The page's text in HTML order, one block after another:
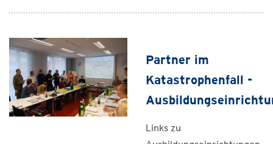
Partner im
Katastrophenfall -
Links zu